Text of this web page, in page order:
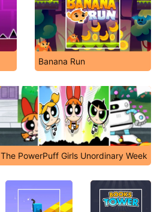
Banana Run
The PowerPuff Girls Unordinary Week